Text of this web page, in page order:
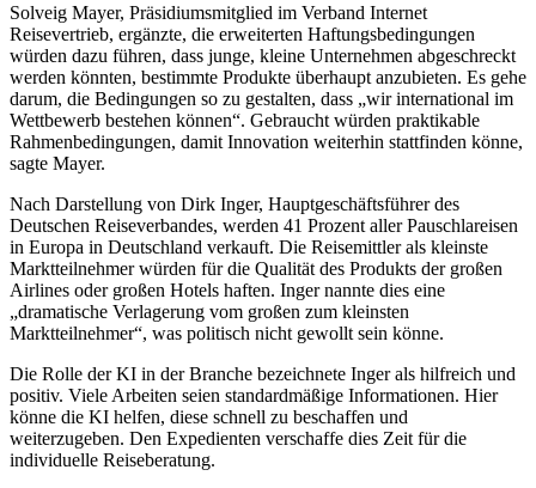
Solveig Mayer, Präsidiumsmitglied im Verband Internet
Reisevertrieb, ergänzte, die erweiterten Haftungsbedingungen
würden dazu führen, dass junge, kleine Unternehmen abgeschreckt
werden könnten, bestimmte Produkte überhaupt anzubieten. Es gehe
darum, die Bedingungen so zu gestalten, dass „wir international im
Wettbewerb bestehen können“. Gebraucht würden praktikable
Rahmenbedingungen, damit Innovation weiterhin stattfinden könne,
sagte Mayer.
Nach Darstellung von Dirk Inger, Hauptgeschäftsführer des
Deutschen Reiseverbandes, werden 41 Prozent aller Pauschlareisen
in Europa in Deutschland verkauft. Die Reisemittler als kleinste
Marktteilnehmer würden für die Qualität des Produkts der großen
Airlines oder großen Hotels haften. Inger nannte dies eine
„dramatische Verlagerung vom großen zum kleinsten
Marktteilnehmer“, was politisch nicht gewollt sein könne.
Die Rolle der KI in der Branche bezeichnete Inger als hilfreich und
positiv. Viele Arbeiten seien standardmäßige Informationen. Hier
könne die KI helfen, diese schnell zu beschaffen und
weiterzugeben. Den Expedienten verschaffe dies Zeit für die
individuelle Reiseberatung.